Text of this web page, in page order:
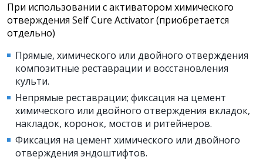
При использовании с активатором химического
отверждения Self Cure Activator (приобретается
отдельно)
Прямые, химического или двойного отверждения
композитные реставрации и восстановления
культи.
Непрямые реставрации; фиксация на цемент
химического или двойного отверждения вкладок,
накладок, коронок, мостов и ритейнеров.
Фиксация на цемент химического или двойного
отверждения эндоштифтов.